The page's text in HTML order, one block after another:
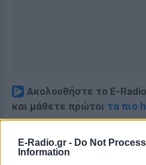
E-Radio.gr - Do Not
Information
Ακολουθήστε το E-
και μάθετε πρώτοι τα πιο
Εσύ μπήκες στο E-
και ότι σου κάνει κλικ!